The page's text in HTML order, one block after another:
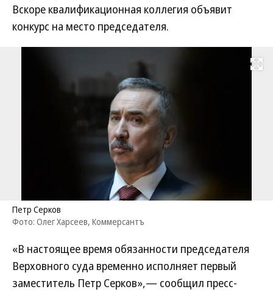
Вскоре квалификационная коллегия объявит
конкурс на место председателя.
Развернуть
Петр Серков
Фото: Олег Харсеев, Коммерсантъ
«В настоящее время обязанности председателя
Верховного суда временно исполняет первый
заместитель Петр Серков»,— сообщил пресс-